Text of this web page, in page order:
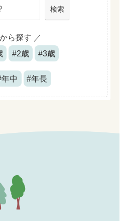
検索
ら探す ／
#2歳 #3歳
年中 #年長